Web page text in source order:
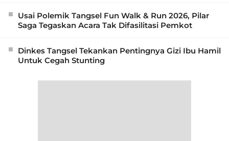
Usai Polemik Tangsel Fun Walk & Run 2026, Pilar
Saga Tegaskan Acara Tak Difasilitasi Pemkot
Dinkes Tangsel Tekankan Pentingnya Gizi Ibu Hamil
Untuk Cegah Stunting